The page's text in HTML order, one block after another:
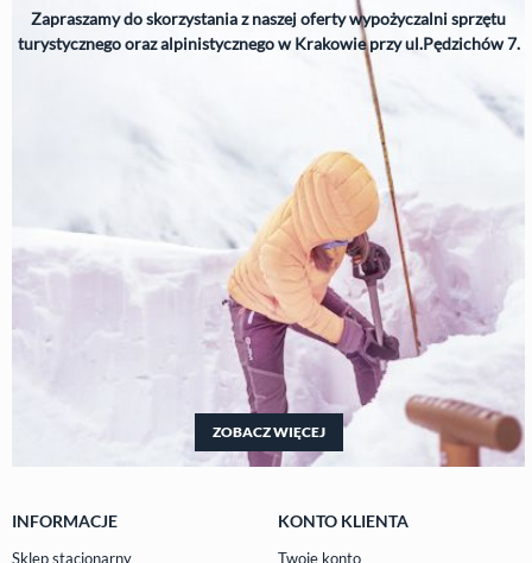
Zapraszamy do skorzystania z naszej oferty wypożyczalni sprzętu
turystycznego oraz alpinistycznego w Krakowie przy ul.Pędzichów 7.
ZOBACZ WIĘCEJ
INFORMACJE
Sklep stacjonarny
KONTO KLIENTA
Twoje konto